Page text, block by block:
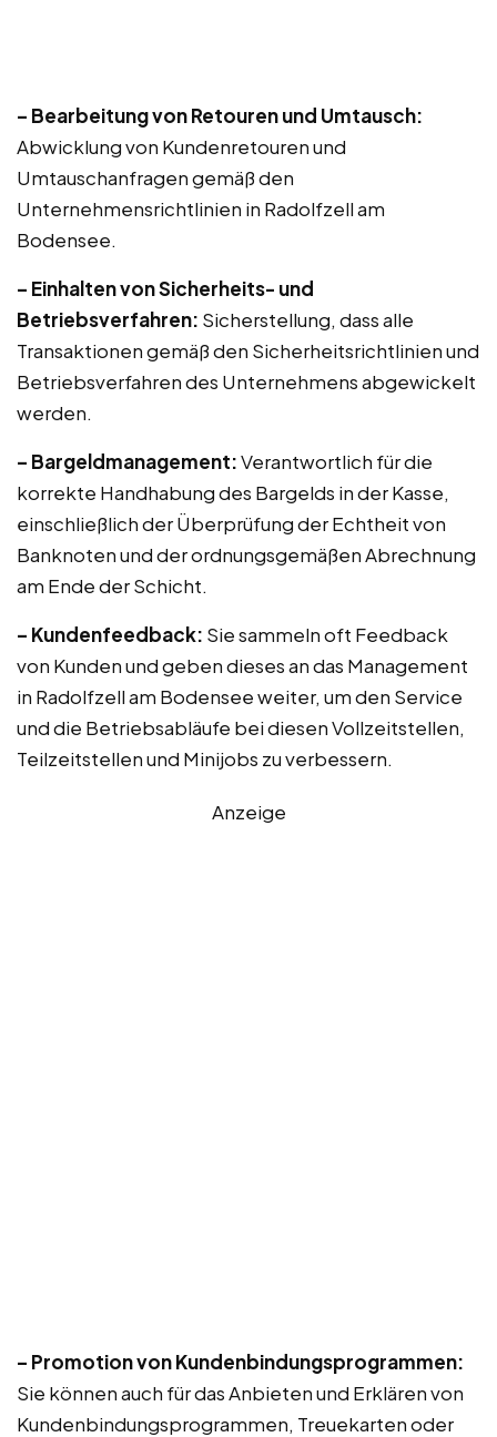
– Bearbeitung von Retouren und Umtausch:
Abwicklung von Kundenretouren und
Umtauschanfragen gemäß den
Unternehmensrichtlinien in Radolfzell am
Bodensee.
– Einhalten von Sicherheits- und
Betriebsverfahren: Sicherstellung, dass alle
Transaktionen gemäß den Sicherheitsrichtlinien und
Betriebsverfahren des Unternehmens abgewickelt
werden.
– Bargeldmanagement:Verantwortlich für die
korrekte Handhabung des Bargelds in der Kasse,
einschließlich der Überprüfung der Echtheit von
Banknoten und der ordnungsgemäßen Abrechnung
am Ende der Schicht.
– Kundenfeedback: Sie sammeln oft Feedback
von Kunden und geben dieses an das Management
in Radolfzell am Bodensee weiter, um den Service
und die Betriebsabläufe bei diesen Vollzeitstellen,
Teilzeitstellen und Minijobs zu verbessern.
Anzeige
– Promotion von Kundenbindungsprogrammen:
Sie können auch für das Anbieten und Erklären von
Kundenbindungsprogrammen, Treuekarten oder